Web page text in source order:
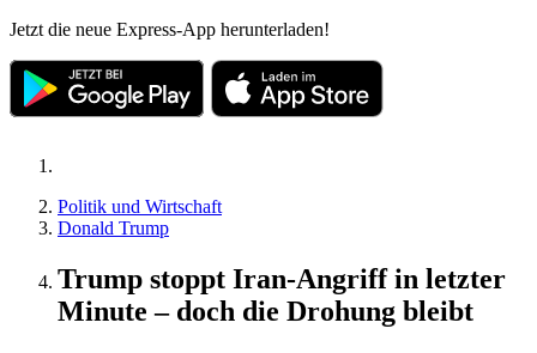
Jetzt die neue Express-App herunterladen!
Politik und Wirtschaft
Donald Trump
Trump stoppt Iran-Angriff in letzter
Minute – doch die Drohung bleibt